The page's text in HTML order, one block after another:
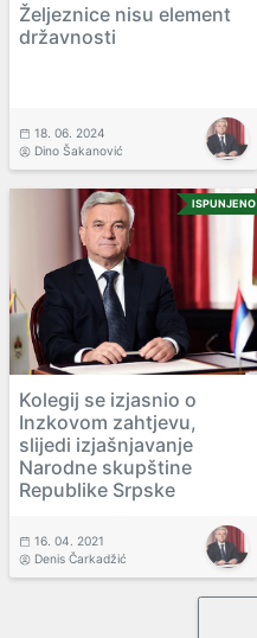
Željeznice nisu element
državnosti
18. 06. 2024
Dino Šakanović
ISPUNJENO
Kolegij se izjasnio o
Inzkovom zahtjevu,
slijedi izjašnjavanje
Narodne skupštine
Republike Srpske
16. 04. 2021
Denis Čarkadžić